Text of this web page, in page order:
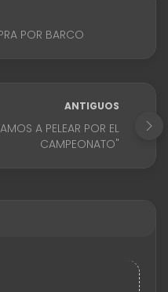
POR BARCO
ANTIGUOS
A PELEAR POR EL
CAMPEONATO"